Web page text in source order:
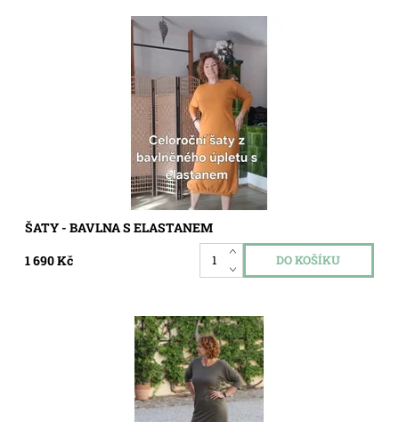
Skladem
8216027
ŠATY - BAVLNA S ELASTANEM
1 690 Kč
Skladem
8216024